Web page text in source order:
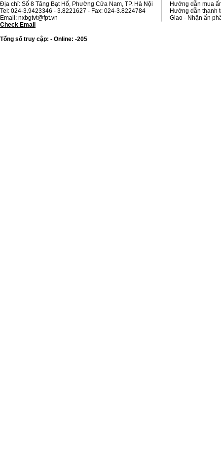
Địa chỉ: Số 8 Tăng Bạt Hổ, Phường Cửa Nam, TP. Hà Nội
Tel: 024-3.9423346 - 3.8221627 - Fax: 024-3.8224784
Email: nxbgtvt@fpt.vn
Check Email
Tổng số truy cập: - Online: -205
Hướng dẫn mua
Hướng dẫn thanh
Giao - Nhận ấn